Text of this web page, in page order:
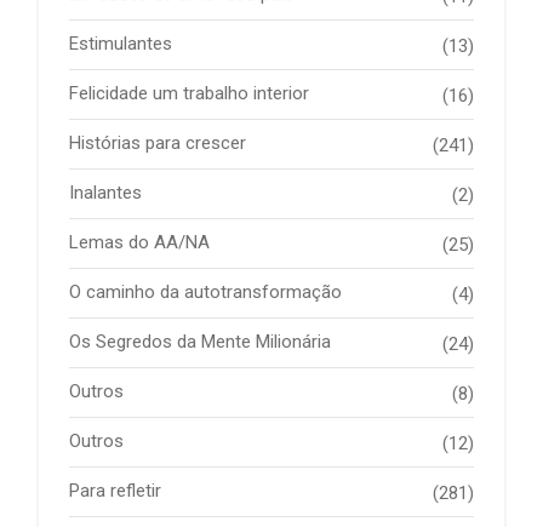
Estimulantes (13)
Felicidade um trabalho interior (16)
Histórias para crescer (241)
Inalantes (2)
Lemas do AA/NA (25)
O caminho da autotransformação (4)
Os Segredos da Mente Milionária (24)
Outros (8)
Outros (12)
Para refletir (281)